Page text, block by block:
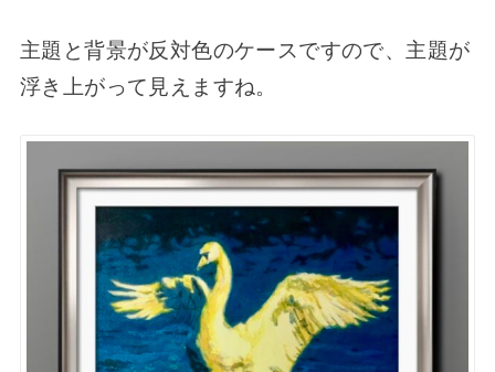
主題と背景が反対色のケースですので、主題が
浮き上がって見えますね。